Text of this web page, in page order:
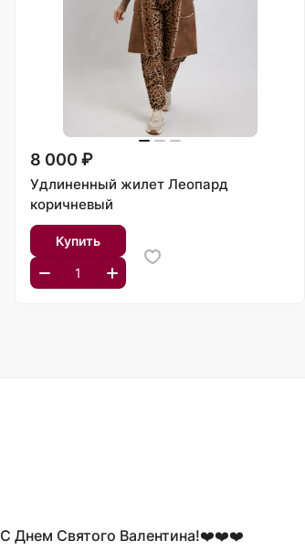
8 000 ₽
Удлиненный жилет Леопард
коричневый
Купить
С Днем Святого Валентина!❤️❤️❤️